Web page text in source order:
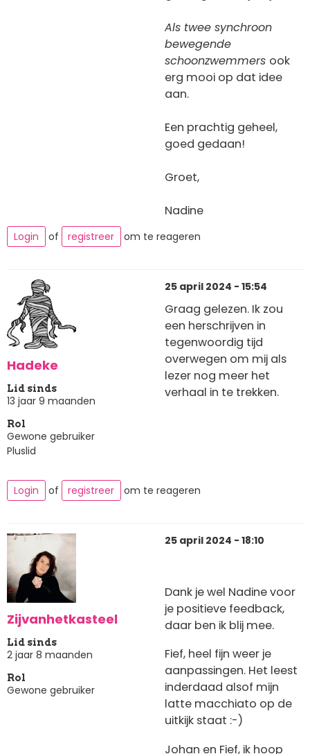
Als twee synchroon
bewegende
schoonzwemmers ook
erg mooi op dat idee
aan.
Een prachtig geheel,
goed gedaan!
Groet,
Nadine
Login of registreer om te reageren
Hadeke
Lid sinds
13 jaar 9 maanden
Rol
Gewone gebruiker
Pluslid
25 april 2024 - 15:54
Graag gelezen. Ik zou
een herschrijven in
tegenwoordig tijd
overwegen om mij als
lezer nog meer het
verhaal in te trekken.
Login of registreer om te reageren
Zijvanhetkasteel
Lid sinds
2 jaar 8 maanden
Rol
Gewone gebruiker
25 april 2024 - 18:10
Dank je wel Nadine voor
je positieve feedback,
daar ben ik blij mee.
Fief, heel fijn weer je
aanpassingen. Het leest
inderdaad alsof mijn
latte macchiato op de
uitkijk staat :-)
Johan en Fief, ik hoop